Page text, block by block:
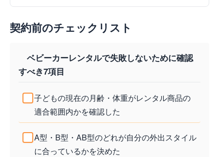
契約前のチェックリスト
ベビーカーレンタルで失敗しないために確認
すべき7項目
子どもの現在の月齢・体重がレンタル商品の
適合範囲内かを確認した
A型・B型・AB型のどれが自分の外出スタイル
に合っているかを決めた